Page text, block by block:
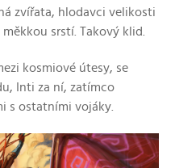
zvířata, hlodavci velikosti
srstí. Takový klid.
kosmiové útesy, se
Inti za ní, zatímco
s ostatními vojáky.